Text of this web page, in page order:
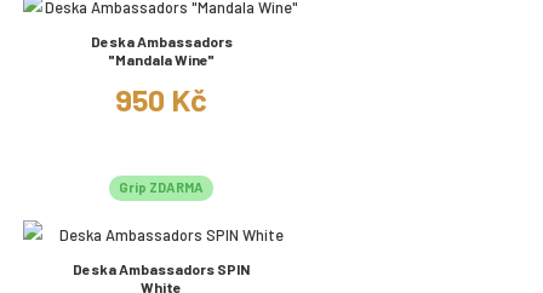
Deska Ambassadors
"Mandala Wine"
950 Kč
Grip ZDARMA
Deska Ambassadors SPIN
White